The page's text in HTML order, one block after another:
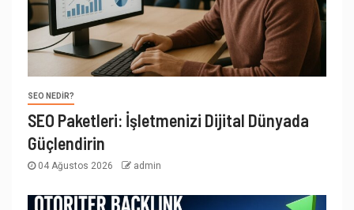
SEO NEDIR?
SEO Paketleri: İşletmenizi Dijital Dünyada
Güçlendirin
04 Ağustos 2026 admin